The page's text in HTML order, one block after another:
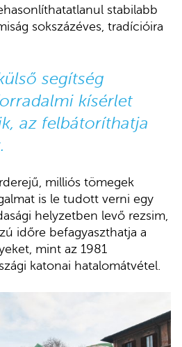
stabilabb
sokszázéves, tradícióira
segítség
kísérlet
az felbátoríthatja
milliós tömegek
is le tudott verni egy
helyzetben levő rezsim,
időre befagyaszthatja a
mint az 1981
katonai hatalomátvétel.